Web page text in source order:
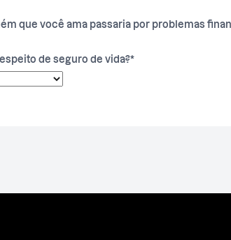
que você ama passaria por problemas
de seguro de vida?*